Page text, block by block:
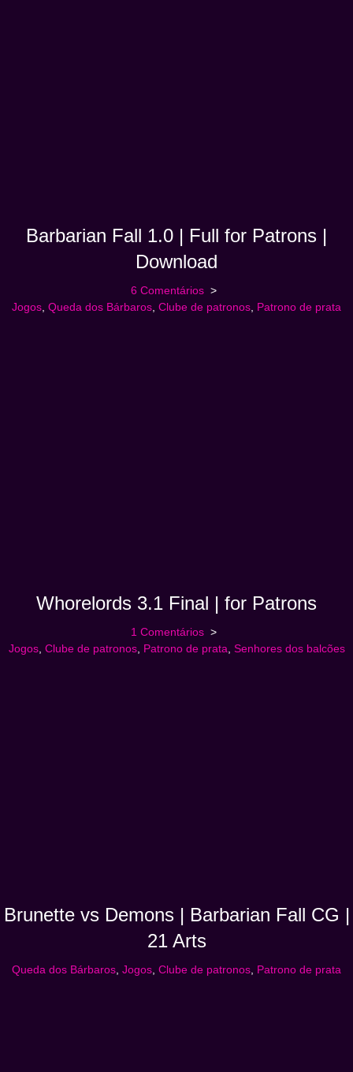
Barbarian Fall 1.0 | Full for Patrons |
Download
6 Comentários
Jogos Queda dos Bárbaros Clube de patronos Patrono de prata
Whorelords 3.1 Final | for Patrons
1 Comentários
Jogos, Clube de patronos, Patrono de prata, Senhores dos balcões
Brunette vs Demons | Barbarian Fall CG |
21 Arts
Queda dos Bárbaros, Jogos, Clube de patronos, Patrono de prata